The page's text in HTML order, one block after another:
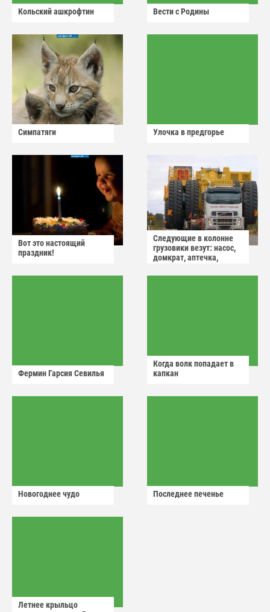
Кольский ашкрофтин Вести с Родины
Симпатяги Улочка в предгорье
Вот это настоящий
праздник!
Следующие в колонне
грузовики везут: насос,
домкрат, аптечка,
Фермин Гарсия Севилья
Когда волк попадает в
капкан
Новогоднее чудо Последнее печенье
Летнее крыльцо